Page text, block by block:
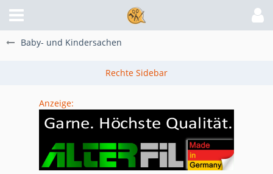
Baby- und Kindersachen
Anzeige: